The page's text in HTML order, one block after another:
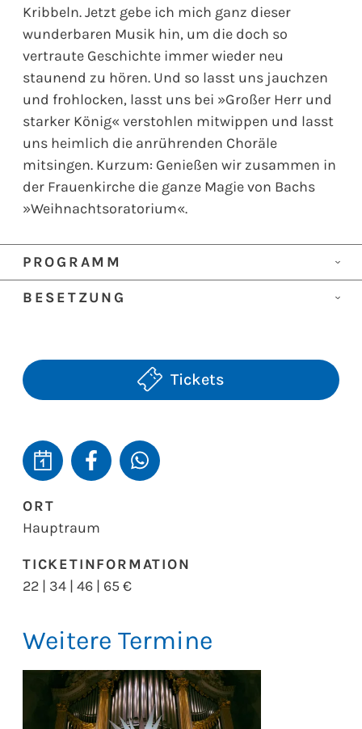
Kribbeln. Jetzt gebe ich mich ganz dieser
wunderbaren Musik hin, um die doch so
vertraute Geschichte immer wieder neu
staunend zu hören. Und so lasst uns jauchzen
und frohlocken, lasst uns bei »Großer Herr und
starker König« verstohlen mitwippen und lasst
uns heimlich die anrührenden Choräle
mitsingen. Kurzum: Genießen wir zusammen in
der Frauenkirche die ganze Magie von Bachs
»Weihnachtsoratorium«.
PROGRAMM
Johann Sebastian Bach
BESETZUNG
Tenor
Daniel Johannsen
Bass
Leitung Frauenkirchenkantor Matthias Grünert
Tickets
ORT
Hauptraum
TICKETINFORMATION
22 | 34 | 46 | 65 €
Weitere Termine